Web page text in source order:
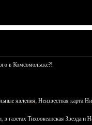
в Комсомольске?!
явления, Неизвестная карта
газетах Тихоокеанская Звезда